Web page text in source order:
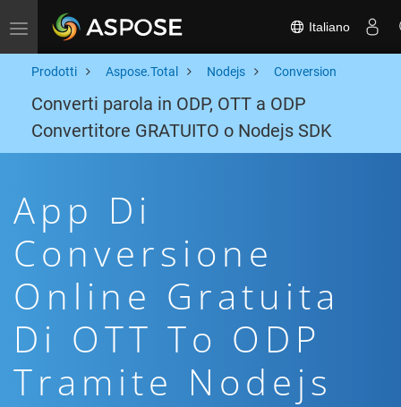
Toggle navigation Italiano
Prodotti Aspose.Total Nodejs Conversion
Converti parola in ODP, OTT a ODP
Convertitore GRATUITO o Nodejs SDK
App Di
Conversione
Online Gratuita
Di OTT To ODP
Tramite Nodejs